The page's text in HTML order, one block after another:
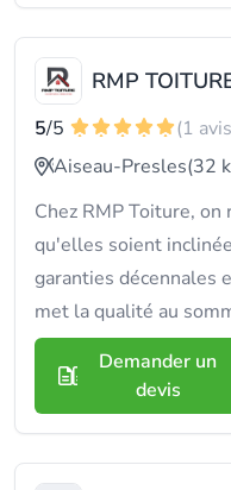
RMP
5/5
(1
Aiseau-Presles(32
Chez RMP Toiture,
qu'elles soient
garanties décennales
met la qualité au
Demander un
devis